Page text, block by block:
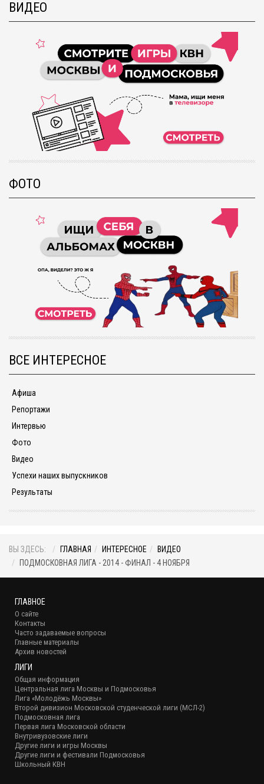
ВИДЕО
ФОТО
ВСЕ ИНТЕРЕСНОЕ
Афиша
Репортажи
Интервью
Фото
Видео
Успехи наших выпускников
Результаты
ВЫ ЗДЕСЬ: ГЛАВНАЯ ИНТЕРЕСНОЕ
ВИДЕО
ПОДМОСКОВНАЯ ЛИГА - 2014 - ФИНАЛ - 4 НОЯБРЯ
ГЛАВНОЕ
О сайте
Контакты
Часто задаваемые вопросы
Главные материалы
Архив новостей
ЛИГИ
Общая информация
Центральная лига Москвы и Подмосковья
Лига «Молодёжь Москвы»
Второй дивизион Московской студенческой лиги (МСЛ-2)
Подмосковная лига
Первая лига Московской области
Внутривузовские лиги
Другие лиги и игры Москвы
Другие лиги и фестивали Подмосковья
Школьный КВН